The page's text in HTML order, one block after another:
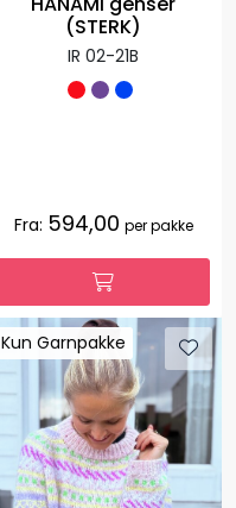
(STERK)
IR 02-21B
Fra: 594,00 per pakke
Kun Garnpakke
Kun Garnpakke